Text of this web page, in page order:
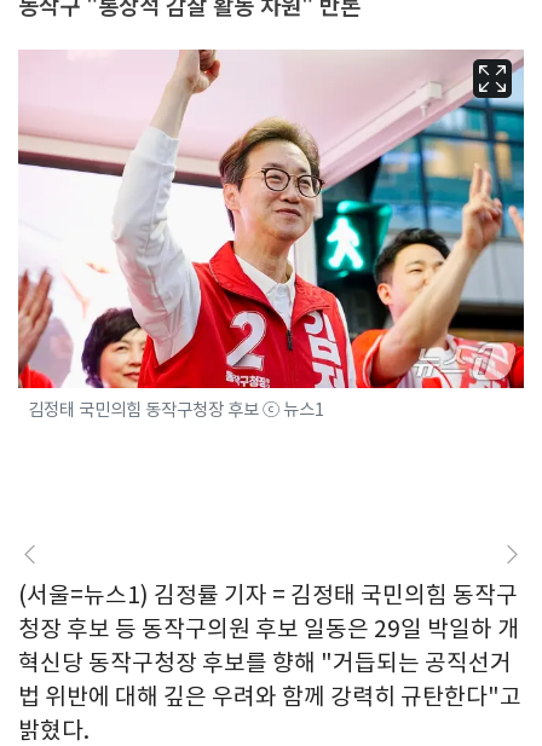
김정태 국민의힘 동작구청장 후보 ⓒ 뉴스1
(서울=뉴스1) 김정률 기자 = 김정태 국민의힘 동작구
청장 후보 등 동작구의원 후보 일동은 29일 박일하 개
혁신당 동작구청장 후보를 향해 "거듭되는 공직선거
법 위반에 대해 깊은 우려와 함께 강력히 규탄한다"고
밝혔다.